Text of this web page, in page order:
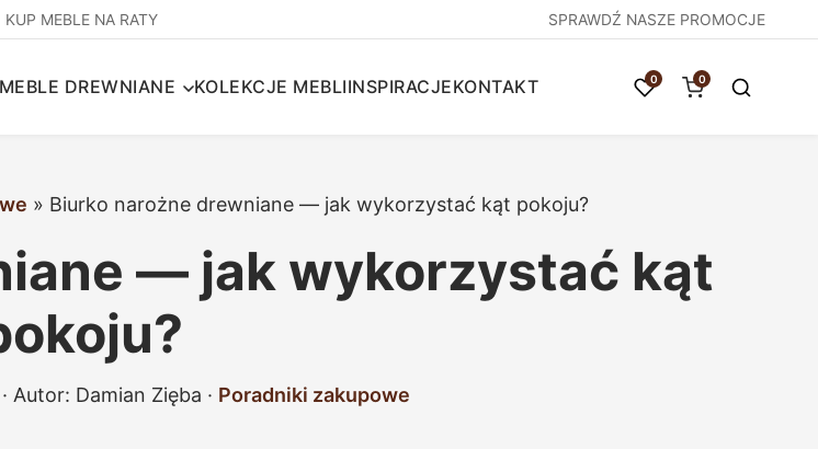
KUP MEBLE NA RATY SPRAWDŹ NASZE PROMOCJE
MEBLE DREWNIANE KOLEKCJE MEBLIINSPIRACJEKONTAKT 0 0
» Biurko narożne drewniane — jak wykorzystać kąt pokoju?
— jak wykorzystać kąt
· Autor: Damian Zięba · Poradniki zakupowe